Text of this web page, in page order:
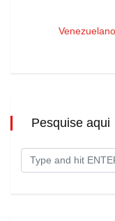
Pesquise aqui